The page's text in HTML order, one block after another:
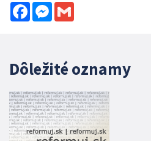
FacebookMessenger
Dôležité oznamy